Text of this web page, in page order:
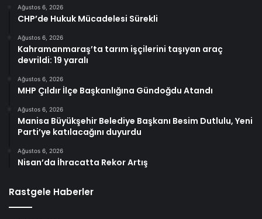
Ağustos 6, 2026
CHP’de Hukuk Mücadelesi Sürekli
Ağustos 6, 2026
Kahramanmaraş’ta tarım işçilerini taşıyan araç
devrildi: 19 yaralı
Ağustos 6, 2026
MHP Çıldır İlçe Başkanlığına Gündoğdu Atandı
Ağustos 6, 2026
Manisa Büyükşehir Belediye Başkanı Besim Dutlulu, Yeni
Parti’ye katılacağını duyurdu
Ağustos 6, 2026
Nisan’da İhracatta Rekor Artış
Rastgele Haberler